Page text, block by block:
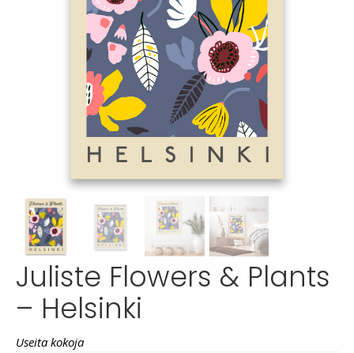
Juliste Flowers & Plants
– Helsinki
Useita kokoja